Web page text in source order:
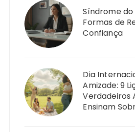
Síndrome
Formas de
Confiança
Dia
Amizade: 9
Verdadeiros
Ensinam